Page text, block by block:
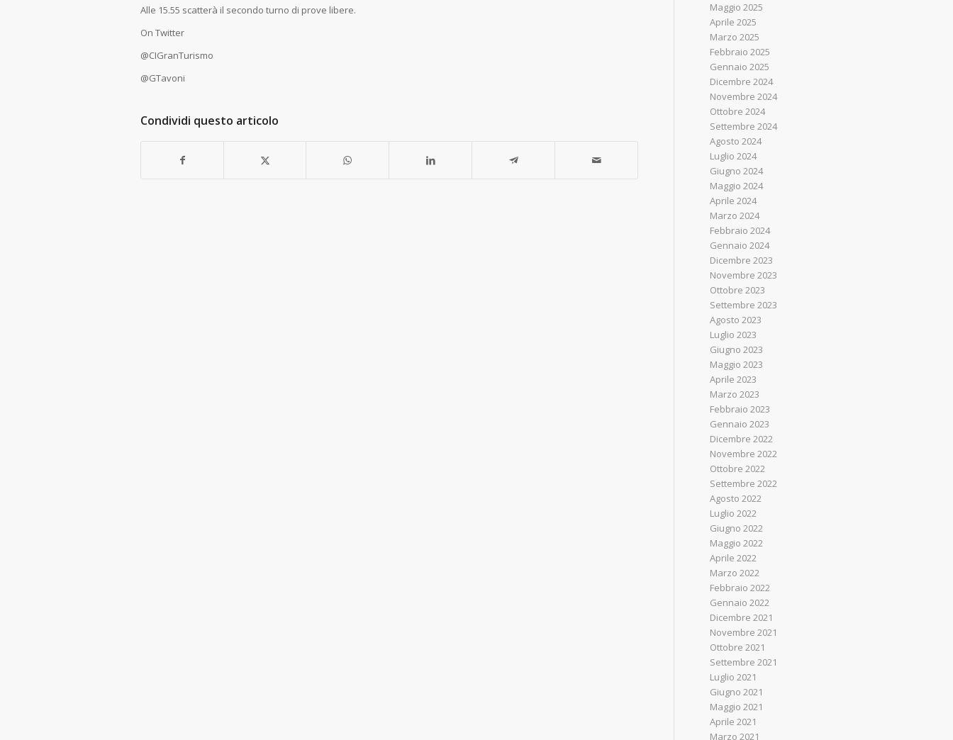
Alle 15.55 scatterà il secondo turno di prove libere.
On Twitter
@CIGranTurismo
@GTavoni
Condividi questo articolo
Maggio 2025
Aprile 2025
Marzo 2025
Febbraio 2025
Gennaio 2025
Dicembre 2024
Novembre 2024
Ottobre 2024
Settembre 2024
Agosto 2024
Luglio 2024
Giugno 2024
Maggio 2024
Aprile 2024
Marzo 2024
Febbraio 2024
Gennaio 2024
Dicembre 2023
Novembre 2023
Ottobre 2023
Settembre 2023
Agosto 2023
Luglio 2023
Giugno 2023
Maggio 2023
Aprile 2023
Marzo 2023
Febbraio 2023
Gennaio 2023
Dicembre 2022
Novembre 2022
Ottobre 2022
Settembre 2022
Agosto 2022
Luglio 2022
Giugno 2022
Maggio 2022
Aprile 2022
Marzo 2022
Febbraio 2022
Gennaio 2022
Dicembre 2021
Novembre 2021
Ottobre 2021
Settembre 2021
Luglio 2021
Giugno 2021
Maggio 2021
Aprile 2021
Marzo 2021